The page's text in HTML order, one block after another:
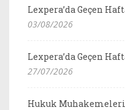
Lexpera’da Geçen
03/08/2026
Lexpera’da Geçen
27/07/2026
Hukuk